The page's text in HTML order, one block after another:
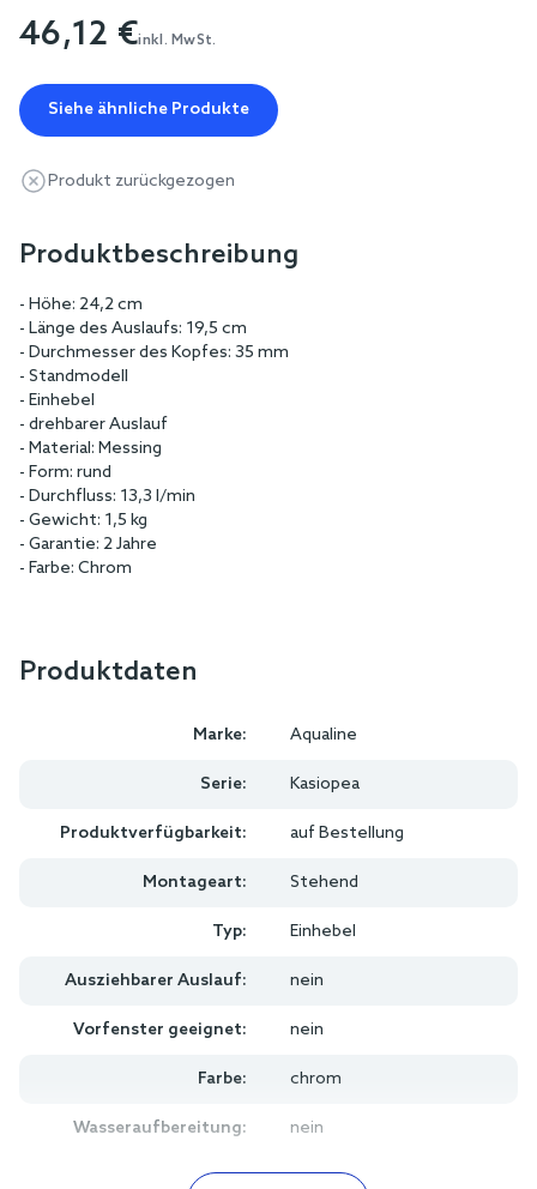
the
gallery
46,12 €inkl. MwSt.
Siehe ähnliche Produkte
Produkt zurückgezogen
Produktbeschreibung
- Höhe: 24,2 cm
- Länge des Auslaufs: 19,5 cm
- Durchmesser des Kopfes: 35 mm
- Standmodell
- Einhebel
- drehbarer Auslauf
- Material: Messing
- Form: rund
- Durchfluss: 13,3 l/min
- Gewicht: 1,5 kg
- Garantie: 2 Jahre
- Farbe: Chrom
Produktdaten
Marke: Aqualine
Serie: Kasiopea
Produktverfügbarkeit: auf Bestellung
Montageart: Stehend
Typ: Einhebel
Ausziehbarer Auslauf: nein
Vorfenster geeignet: nein
Farbe: chrom
Wasseraufbereitung: nein